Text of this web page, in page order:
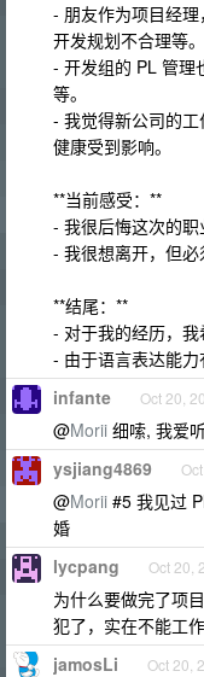
- 朋友作为项目经理
开发规划不合理等。
- 开发组的 PL 管理
等。
- 我觉得新公司的
健康受到影响。
**当前感受：**
- 我很后悔这次的职
- 我很想离开，但必
**结尾：**
- 对于我的经历，我
- 由于语言表达能力
infante Oct 20,
@Morii 细嗦, 我爱
ysjiang4869
@Morii #5 我见过
婚
lycpang Oct 20,
为什么要做完了项
犯了，实在不能工
jamosLi Oct 20,